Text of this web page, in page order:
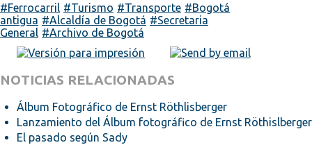
Ferrocarril Turismo Transporte
Bogotá
antigua
Alcaldía de Bogotá
Secretaria
General
Archivo de Bogotá
NOTICIAS RELACIONADAS
Álbum Fotográfico de Ernst Röthlisberger
Lanzamiento del Álbum fotográfico de Ernst Röthislberger
El pasado según Sady